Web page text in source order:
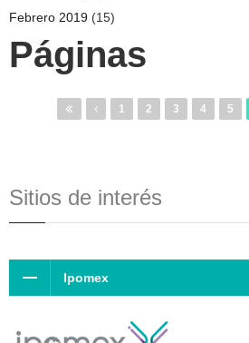
Febrero 2019 (15)
Páginas
1 2 3 4 5
Sitios de interés
Ipomex